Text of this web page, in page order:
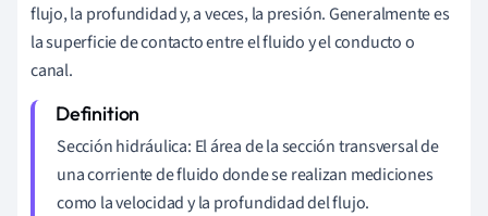
flujo, la profundidad y, a veces, la presión. Generalmente es
la superficie de contacto entre el fluido y el conducto o
canal.
Sección hidráulica: El área de la sección transversal de
una corriente de fluido donde se realizan mediciones
como la velocidad y la profundidad del flujo.